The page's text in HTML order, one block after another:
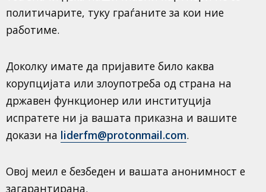
политичарите, туку граѓаните за кои ние
работиме.
Доколку имате да пријавите било каква
корупцијата или злоупотреба од страна на
државен функционер или институција
испратете ни ја вашата приказна и вашите
докази на liderfm@protonmail.com.
Овој меил е безбеден и вашата анонимност е
загарантирана.